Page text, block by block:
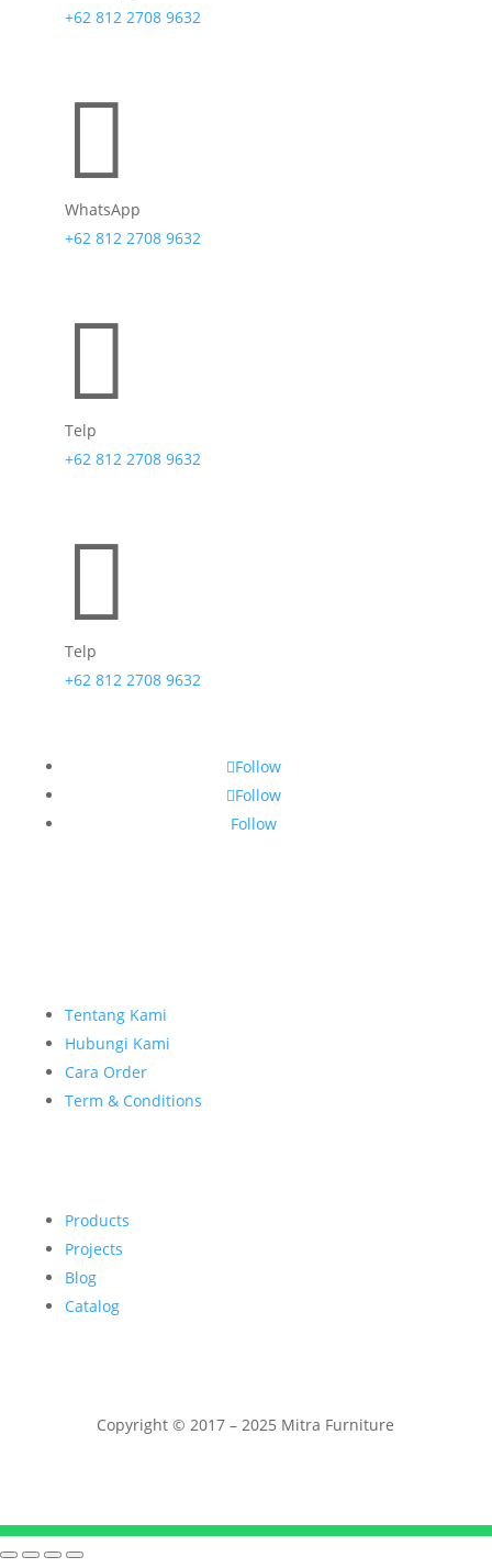
+62 812 2708 9632

WhatsApp
+62 812 2708 9632

Telp
+62 812 2708 9632

Telp
+62 812 2708 9632
Follow
Follow
Follow
Tentang Kami
Hubungi Kami
Cara Order
Term & Conditions
Products
Projects
Blog
Catalog
Copyright © 2017 – 2025 Mitra Furniture
Telepon